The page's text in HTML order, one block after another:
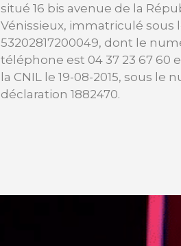
situé 16 bis avenue de la
Vénissieux, immatriculé sous
53202817200049, dont le
téléphone est 04 37 23 67 60
la CNIL le 19-08-2015, sous le
déclaration 1882470.